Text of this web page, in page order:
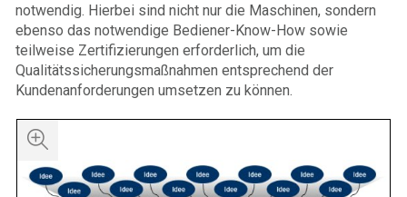
notwendig. Hierbei sind nicht nur die Maschinen, sondern
ebenso das notwendige Bediener-Know-How sowie
teilweise Zertifizierungen erforderlich, um die
Qualitätssicherungsmaßnahmen entsprechend der
Kundenanforderungen umsetzen zu können.